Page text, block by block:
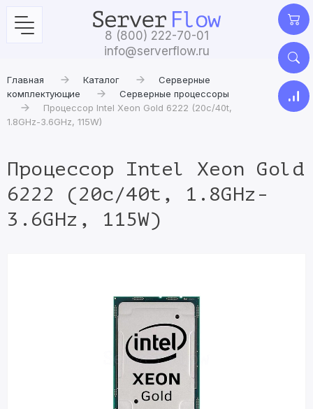
8 (800) 222-70-01
info@serverflow.ru
Главная Каталог
Серверные
комплектующие
Серверные процессоры
Процессор Intel Xeon Gold 6222 (20c/40t,
1.8GHz-3.6GHz, 115W)
Процессор Intel Xeon Gold
6222 (20c/40t, 1.8GHz-
3.6GHz, 115W)